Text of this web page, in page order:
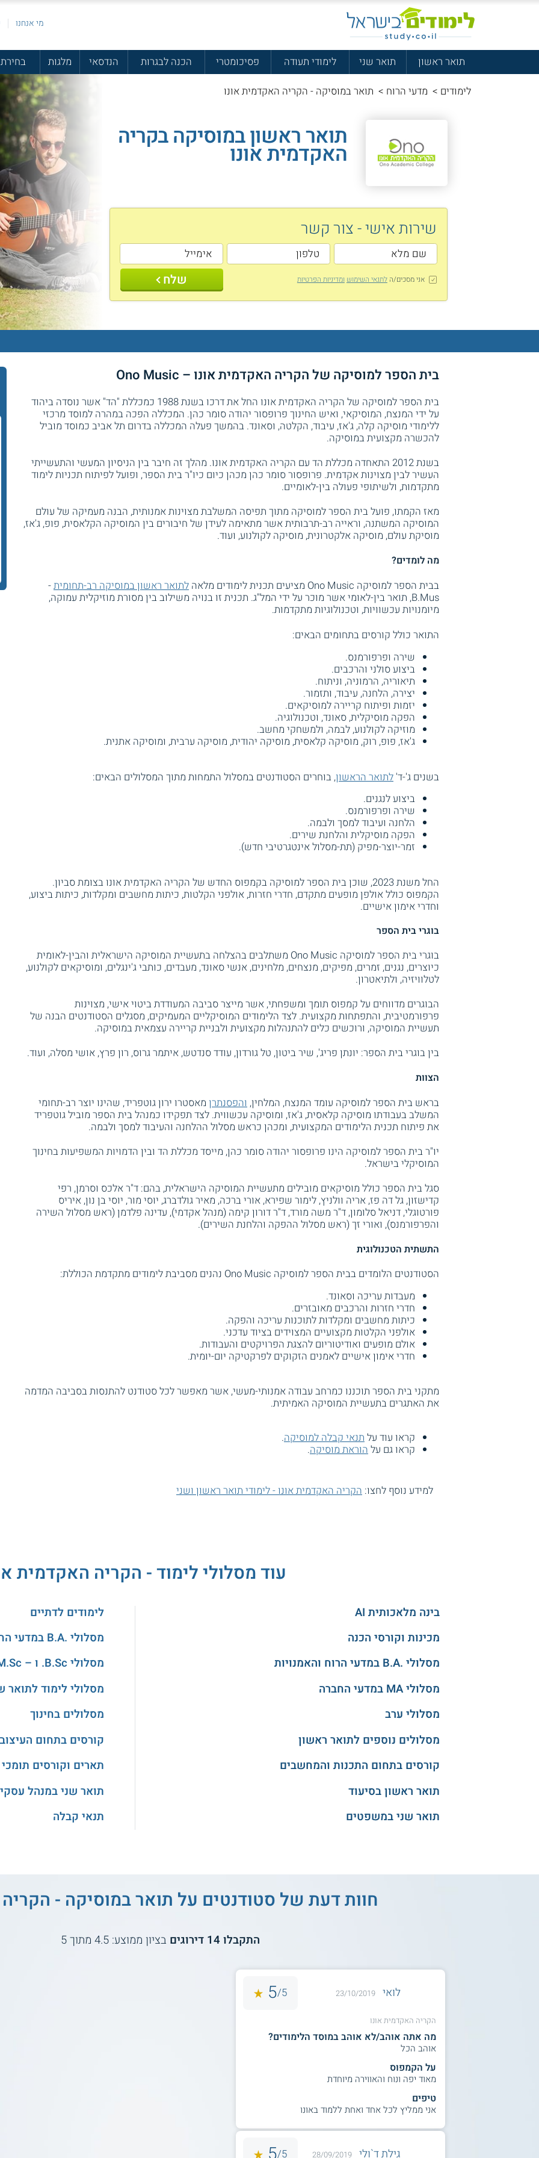
מי אנחנו
תואר ראשון תואר שני לימודי תעודה פסיכומטרי הכנה לבגרות הנדסאי מלגות
לימודים > מדעי הרוח > תואר במוסיקה - הקריה האקדמית אונו
תואר ראשון במוסיקה בקריה
האקדמית אונו
שירות אישי - צור קשר
אני מסכים/הלתנאי השימוש ומדיניות הפרטיות שלח
בית הספר למוסיקה של הקריה האקדמית אונו – Ono Music
בית הספר למוסיקה של הקריה האקדמית אונו החל את דרכו בשנת 1988 כמכללת "הד" אשר נוסדה ביהוד
על ידי המנצח, המוסיקאי, ואיש החינוך פרופסור יהודה סומר כהן. המכללה הפכה במהרה למוסד מרכזי
ללימודי מוסיקה קלה, ג'אז, עיבוד, הקלטה, וסאונד. בהמשך פעלה המכללה בדרום תל אביב כמוסד מוביל
להכשרה מקצועית במוסיקה.
בשנת 2012 התאחדה מכללת הד עם הקריה האקדמית אונו. מהלך זה חיבר בין הניסיון המעשי והתעשייתי
העשיר לבין מצוינות אקדמית. פרופסור סומר כהן מכהן כיום כיו"ר בית הספר, ופועל לפיתוח תכניות לימוד
מתקדמות, ולשיתופי פעולה בין-לאומיים.
מאז הקמתו, פועל בית הספר למוסיקה מתוך תפיסה המשלבת מצוינות אמנותית, הבנה מעמיקה של עולם
המוסיקה המשתנה, וראייה רב-תרבותית אשר מתאימה לעידן של חיבורים בין המוסיקה הקלאסית, פופ, ג'אז,
מוסיקת עולם, מוסיקה אלקטרונית, מוסיקה לקולנוע, ועוד.
מה לומדים?
בבית הספר למוסיקה Ono Music מציעים תכנית לימודים מלאה לתואר ראשון במוסיקה רב-תחומית-
B.Mus, תואר בין-לאומי אשר מוכר על ידי המל"ג. תכנית זו בנויה משילוב בין מסורת מוזיקלית עמוקה,
מיומנויות עכשוויות, וטכנולוגיות מתקדמות.
התואר כולל קורסים בתחומים הבאים:
שירה ופרפורמנס.
ביצוע סולני והרכבים.
תיאוריה, הרמוניה, וניתוח.
יצירה, הלחנה, עיבוד, ותזמור.
יזמות ופיתוח קריירה למוסיקאים.
הפקה מוסיקלית, סאונד, וטכנולוגיה.
מוזיקה לקולנוע, לבמה, ולמשחקי מחשב.
ג'אז, פופ, רוק, מוסיקה קלאסית, מוסיקה יהודית, מוסיקה ערבית, ומוסיקה אתנית.
בשנים ג'-ד' לתואר הראשון, בוחרים הסטודנטים במסלול התמחות מתוך המסלולים הבאים:
ביצוע לנגנים.
שירה ופרפורמנס.
הלחנה ועיבוד למסך ולבמה.
הפקה מוסיקלית והלחנת שירים.
זמר-יוצר-מפיק (תת-מסלול אינטגרטיבי חדש).
החל משנת 2023, שוכן בית הספר למוסיקה בקמפוס החדש של הקריה האקדמית אונו בצומת סביון.
הקמפוס כולל אולפן מופעים מתקדם, חדרי חזרות, אולפני הקלטות, כיתות מחשבים ומקלדות, כיתות ביצוע,
וחדרי אימון אישיים.
בוגרי בית הספר
בוגרי בית הספר למוסיקה Ono Music משתלבים בהצלחה בתעשיית המוסיקה הישראלית והבין-לאומית
כיוצרים, נגנים, זמרים, מפיקים, מנצחים, מלחינים, אנשי סאונד, מעבדים, כותבי ג'ינגלים, ומוסיקאים לקולנוע,
לטלוויזיה, ולתיאטרון.
הבוגרים מדווחים על קמפוס תומך ומשפחתי, אשר מייצר סביבה המעודדת ביטוי אישי, מצוינות
פרפורמטיבית, והתפתחות מקצועית. לצד הלימודים המוסיקליים המעמיקים, מסגלים הסטודנטים הבנה של
תעשיית המוסיקה, ורוכשים כלים להתנהלות מקצועית ולבניית קריירה עצמאית במוסיקה.
בין בוגרי בית הספר: יונתן פריג', שיר ביטון, טל גורדון, עודד סנדטש, איתמר גרוס, רון פרץ, אושי מסלה, ועוד.
הצוות
בראש בית הספר למוסיקה עומד המנצח, המלחין,והפסנתרן מאסטרו ירון גוטפריד, שהינו יוצר רב-תחומי
המשלב בעבודתו מוסיקה קלאסית, ג'אז, ומוסיקה עכשווית. לצד תפקידו כמנהל בית הספר מוביל גוטפריד
את פיתוח תכנית הלימודים המקצועית, ומכהן כראש מסלול ההלחנה והעיבוד למסך ולבמה.
יו"ר בית הספר למוסיקה הינו פרופסור יהודה סומר כהן, מייסד מכללת הד ובין הדמויות המשפיעות בחינוך
המוסיקלי בישראל.
סגל בית הספר כולל מוסיקאים מובילים מתעשיית המוסיקה הישראלית, בהם: ד"ר אלכס וסרמן, רפי
קדישזון, גל דה פז, אריה וולניץ, לימור שפירא, אורי ברכה, מאיר גולדברג, יוסי מור, יוסי בן נון, איריס
פורטוגלי, דניאל סלומון, ד"ר משה מורד, ד"ר דורון קימה (מנהל אקדמי), עדינה פלדמן (ראש מסלול השירה
והפרפורמנס), ואורי זך (ראש מסלול ההפקה והלחנת השירים).
התשתית הטכנולוגית
הסטודנטים הלומדים בבית הספר למוסיקה Ono Music נהנים מסביבת לימודים מתקדמת הכוללת:
מעבדות עריכה וסאונד.
חדרי חזרות והרכבים מאובזרים.
כיתות מחשבים ומקלדות לתוכנות עריכה והפקה.
אולפני הקלטות מקצועיים המצוידים בציוד עדכני.
אולם מופעים ואודיטוריום להצגת הפרויקטים והעבודות.
חדרי אימון אישיים לאמנים הזקוקים לפרקטיקה יום-יומית.
מתקני בית הספר תוכננו כמרחב עבודה אמנותי-מעשי, אשר מאפשר לכל סטודנט להתנסות בסביבה המדמה
את האתגרים בתעשיית המוסיקה האמיתית.
קראו עוד עלתנאי קבלה למוסיקה.
קראו גם עלהוראת מוסיקה.
למידע נוסף לחצו: הקריה האקדמית אונו - לימודי תואר ראשון ושני
עוד מסלולי לימוד - הקריה האקדמית
בינה מלאכותית AI
מכינות וקורסי הכנה
מסלולי .B.A במדעי הרוח והאמנויות
מסלולי MA במדעי החברה
מסלולי ערב
מסלולים נוספים לתואר ראשון
קורסים בתחום התכנות והמחשבים
תואר ראשון בסיעוד
תואר שני במשפטים
לימודים לדתיים
מסלולי .B.A במדעי החברה
מסלולי B.Sc. ו – M.Sc. במדעים
מסלולי לימוד לתואר
מסלולים בחינוך
קורסים בתחום
תארים וקורסים
תואר שני במנהל
תנאי קבלה
חוות דעת של סטודנטים על תואר במוסיקה -
התקבלו14 דירוגים בציון ממוצע: 4.5מתוך5
לואי 23/10/2019
5/
5
הקריה האקדמית אונו
מה אתה אוהב/לא אוהב במוסד הלימודים?
אוהב הכל
על הקמפוס
מאוד יפה ונוח והאווירה מיוחדת
טיפים
אני ממליץ לכל אחד ואחת ללמוד באונו
גילת ד`ולי 28/09/2019
5/